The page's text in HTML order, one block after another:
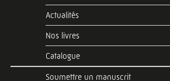
Actualités
Nos livres
Catalogue
Soumettre un manuscrit